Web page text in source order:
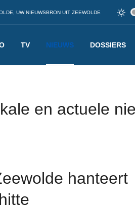
UW NIEUWSBRON UIT ZEEWOLDE
TV NIEUWS DOSSIERS
en actuele
hanteert